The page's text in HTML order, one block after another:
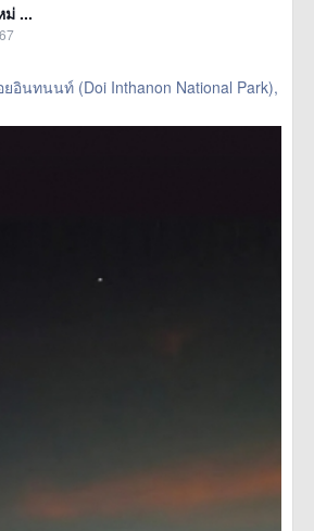
ม่ ...
อินทนนท์ (Doi Inthanon National Park),